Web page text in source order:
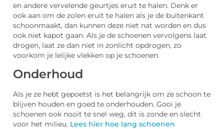
en andere vervelende geurtjes eruit te halen. Denk er
ook aan om de zolen eruit te halen als je de buitenkant
schoonmaakt, dan kunnen deze niet nat worden en dus
ook niet kapot gaan. Als je de schoenen vervolgens laat
drogen, laat ze dan niet in zonlicht opdrogen, zo
voorkom je lelijke vlekken op je schoenen.
Onderhoud
Als je ze hebt gepoetst is het belangrijk om ze schoon te
blijven houden en goed te onderhouden. Gooi je
schoenen ook nooit te snel weg, dit is zonde en slecht
voor het milieu. Lees hier hoe lang schoenen